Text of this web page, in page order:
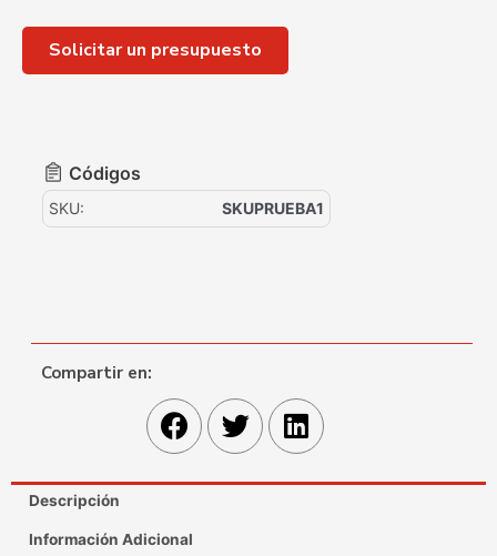
Solicitar un presupuesto
Códigos
SKU: SKUPRUEBA1
Compartir en:
Descripción
Información Adicional